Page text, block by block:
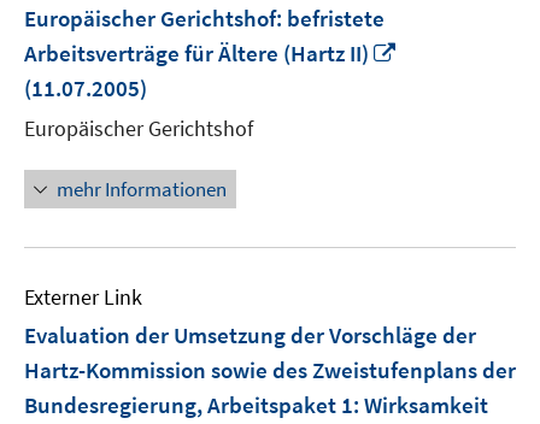
Europäischer Gerichtshof: befristete
Arbeitsverträge für Ältere (Hartz II)
(11.07.2005)
Europäischer Gerichtshof
mehr Informationen
Externer Link
Evaluation der Umsetzung der Vorschläge der
Hartz-Kommission sowie des Zweistufenplans der
Bundesregierung, Arbeitspaket 1: Wirksamkeit